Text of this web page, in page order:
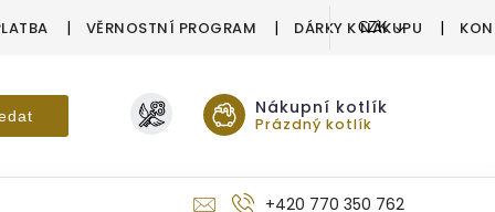
VĚRNOSTNÍ PROGRAM DÁRKY K NÁKUPU
CZK
Nákupní kotlík
Prázdný kotlík
+420 770 350 762